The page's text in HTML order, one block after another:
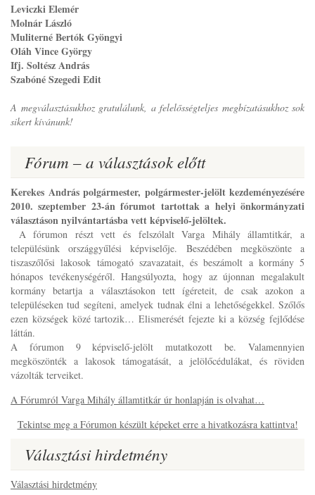
Leviczki Elemér
Molnár László
Muliterné Bertók Gyöngyi
Oláh Vince György
Ifj. Soltész András
Szabóné Szegedi Edit
A megválasztásukhoz gratulálunk, a felelősségteljes megbízatásukhoz sok
sikert kívánunk!
Fórum – a választások előtt
Kerekes András polgármester, polgármester-jelölt kezdeményezésére
2010. szeptember 23-án fórumot tartottak a helyi önkormányzati
választáson nyilvántartásba vett képviselő-jelöltek.
A fórumon részt vett és felszólalt Varga Mihály államtitkár, a
településünk országgyűlési képviselője. Beszédében megköszönte a
tiszaszőlősi lakosok támogató szavazatait, és beszámolt a kormány 5
hónapos tevékenységéről. Hangsúlyozta, hogy az újonnan megalakult
kormány betartja a választásokon tett ígéreteit, de csak azokon a
településeken tud segíteni, amelyek tudnak élni a lehetőségekkel. Szőlős
ezen községek közé tartozik… Elismerését fejezte ki a község fejlődése
láttán.
A fórumon 9 képviselő-jelölt mutatkozott be. Valamennyien
megköszönték a lakosok támogatását, a jelölőcédulákat, és röviden
vázolták terveiket.
A Fórumról Varga Mihály államtitkár úr honlapján is olvahat…
Tekintse meg a Fórumon készült képeket erre a hivatkozásra kattintva!
Választási hirdetmény
Választási hirdetmény